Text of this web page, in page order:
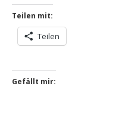
Teilen mit:
Teilen
Gefällt mir: